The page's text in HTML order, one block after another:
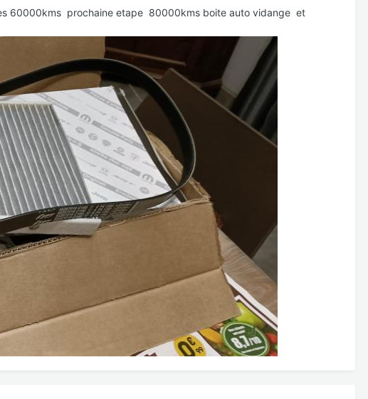
60000kms prochaine etape 80000kms boite auto vidange et